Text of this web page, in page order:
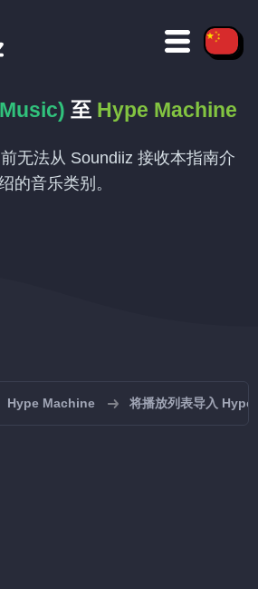
至 Hype Machine
无法从 Soundiiz 接收本指南介
的音乐类别。
Hype Machine 将播放列表导入